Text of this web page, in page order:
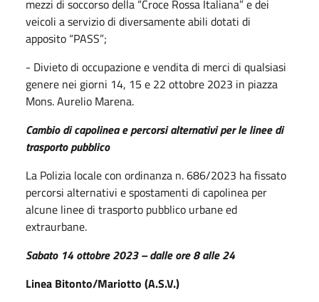
mezzi di soccorso della “Croce Rossa Italiana” e dei
veicoli a servizio di diversamente abili dotati di
apposito “PASS”;
- Divieto di occupazione e vendita di merci di qualsiasi
genere nei giorni 14, 15 e 22 ottobre 2023 in piazza
Mons. Aurelio Marena.
Cambio di capolinea e percorsi alternativi per le linee di
trasporto pubblico
La Polizia locale con ordinanza n. 686/2023 ha fissato
percorsi alternativi e spostamenti di capolinea per
alcune linee di trasporto pubblico urbane ed
extraurbane.
Sabato 14 ottobre 2023 – dalle ore 8 alle 24
Linea Bitonto/Mariotto (A.S.V.)